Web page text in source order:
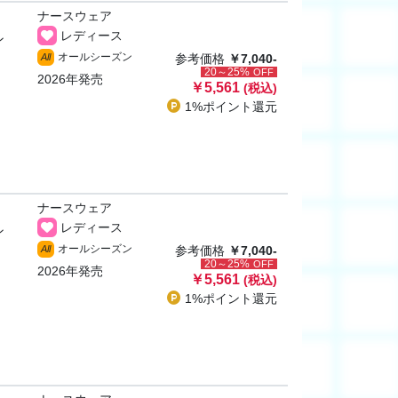
ナースウェア
レディース
All オールシーズン
2026年発売
参考価格 ￥7,040-
20～25% OFF
￥5,561 (税込)
1%ポイント還元
ナースウェア
レディース
All オールシーズン
2026年発売
参考価格 ￥7,040-
20～25% OFF
￥5,561 (税込)
1%ポイント還元